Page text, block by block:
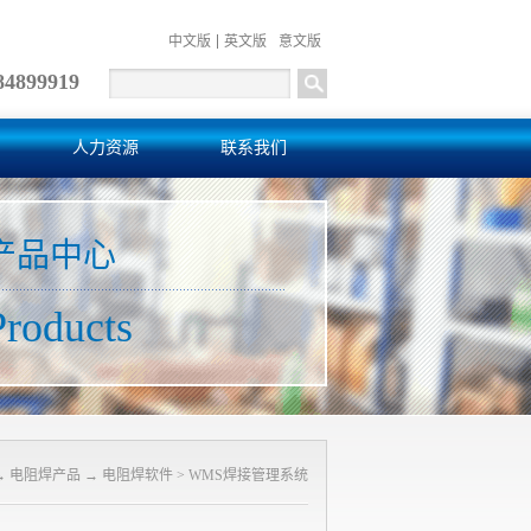
中文版 英文版 意文版
人力资源 联系我们
品中心
电阻焊产品 → 电阻焊软件 > WMS焊接管理系统